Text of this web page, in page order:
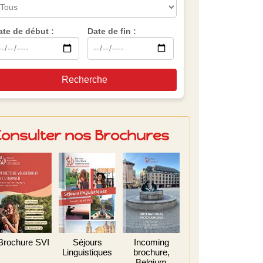
de début : Date de fin :
Recherche
nos Brochures
SVI
Séjours
Linguistiques
Incoming
brochure,